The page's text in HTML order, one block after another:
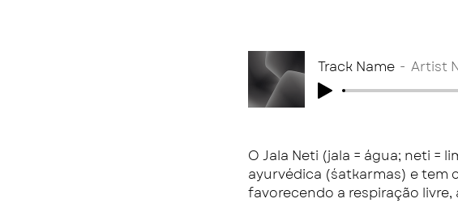
Track Name Artist
O Jala Neti (jala = água; neti =
ayurvédica (śatkarmas) e tem
favorecendo a respiração